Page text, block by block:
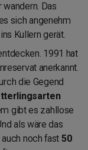
Das
sich angenehm
Kullern gerät.
1991 hat
anerkannt.
die Gegend
gibt es zahllose
als wäre das
noch fast 50